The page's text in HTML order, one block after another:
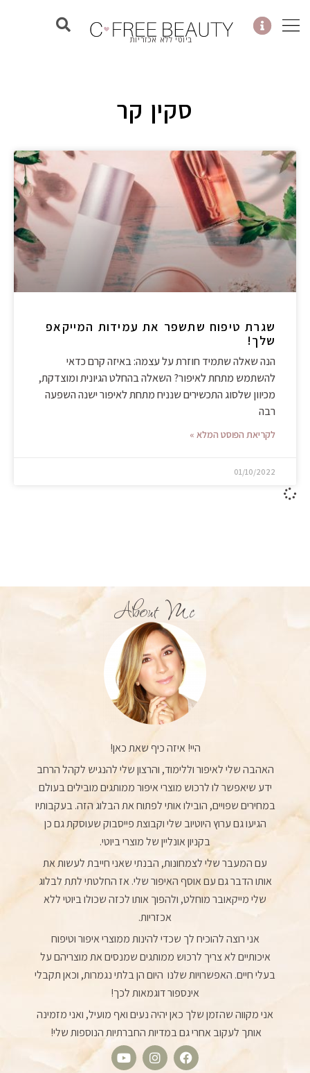
לתוכן
ביוטי ללא אכזריות
סקין קר
שגרת טיפוח שתשפר את עמידות המייקאפ
שלך!
הנה שאלה שתמיד חוזרת על עצמה: באיזה קרם כדאי
להשתמש מתחת לאיפור? השאלה בהחלט הגיונית ומוצדקת,
מכיוון שלסוג התכשירים שנניח מתחת לאיפור ישנה השפעה
רבה
לקריאת הפוסט המלא »
01/10/2022
About Me
היי! איזה כיף שאת כאן!
האהבה שלי לאיפור וללימוד, והרצון שלי להנגיש לקהל הרחב
ידע שיאפשר לו לרכוש מוצרי איפור ממותגים מובילים בעולם
במחירים שפויים, הובילו אותי לפתוח את הבלוג הזה. בעקבותיו
הגיעו גם ערוץ היוטיוב שלי וקבוצת פייסבוק שעוסקת גם כן
בקניון אונליין של מוצרי ביוטי.
עם המעבר שלי לצמחונות, הבנתי שאני חייבת לעשות את
אותו הדבר גם עם אוסף האיפור שלי. אז החלטתי לתת לבלוג
שלי מייקאובר מוחלט, ולהפוך אותו לכזה שכולו ביוטי ללא
אכזריות.
אני רוצה להוכיח לך שכדי להינות ממוצרי איפור וטיפוח
איכותיים לא צריך לרכוש ממותגים שמנסים את מוצריהם על
בעלי חיים. האפשרויות שלנו היום הן בלתי נגמרות, וכאן תקבלי
אינספור דוגמאות לכך!
אני מקווה שהזמן שלך כאן יהיה נעים ואף מועיל, ואני מזמינה
אותך לעקוב אחרי גם במדיות החברתיות הנוספות שלי!
F
I
Y